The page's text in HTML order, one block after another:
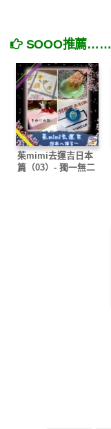
SOOO推薦……
茱mimi去運吉日本
篇（03）- 獨一無二